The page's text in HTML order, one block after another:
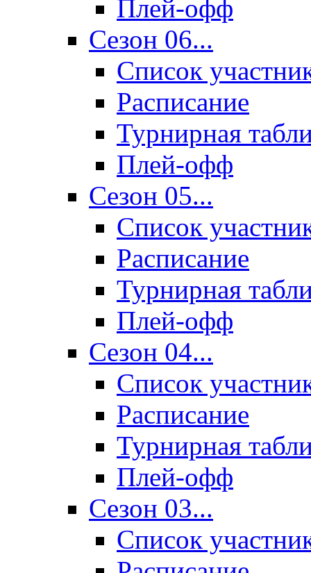
Плей-офф
Сезон 06...
Список
Расписание
Турнирная
Плей-офф
Сезон 05...
Список
Расписание
Турнирная
Плей-офф
Сезон 04...
Список
Расписание
Турнирная
Плей-офф
Сезон 03...
Список